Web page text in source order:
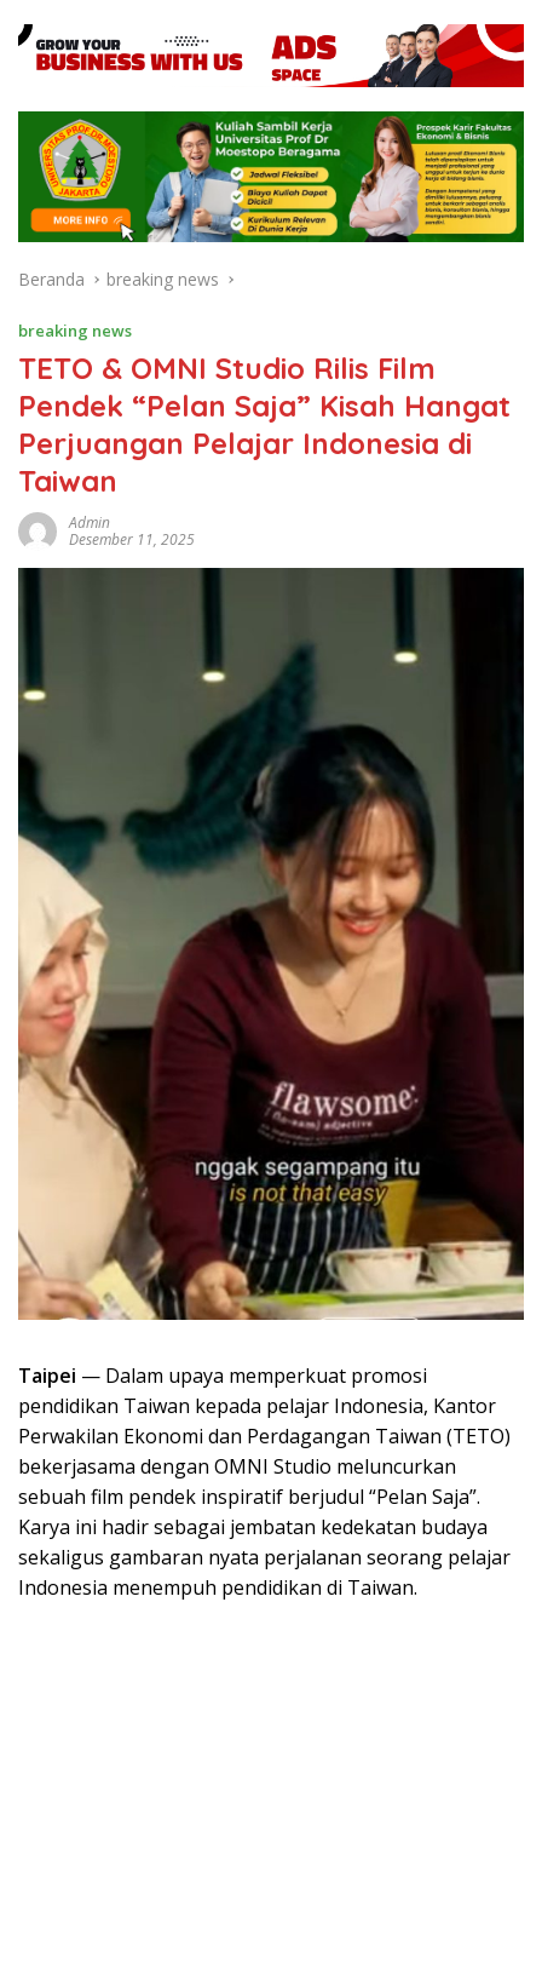
Beranda breaking news
breaking news
TETO & OMNI Studio Rilis Film
Pendek “Pelan Saja” Kisah Hangat
Perjuangan Pelajar Indonesia di
Taiwan
Admin
Desember 11, 2025
Taipei — Dalam upaya memperkuat promosi
pendidikan Taiwan kepada pelajar Indonesia, Kantor
Perwakilan Ekonomi dan Perdagangan Taiwan (TETO)
bekerjasama dengan OMNI Studio meluncurkan
sebuah film pendek inspiratif berjudul “Pelan Saja”.
Karya ini hadir sebagai jembatan kedekatan budaya
sekaligus gambaran nyata perjalanan seorang pelajar
Indonesia menempuh pendidikan di Taiwan.